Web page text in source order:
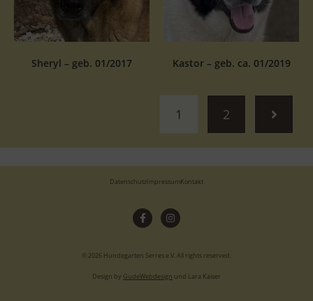
Sheryl – geb. 01/2017 Kastor – geb. ca. 01/2019
1 2
© 2026 Hundegarten Serres e.V. All rights reserved.
Design by GudeWebdesign und Lara Kaiser
DatenschutzImpressumKontakt